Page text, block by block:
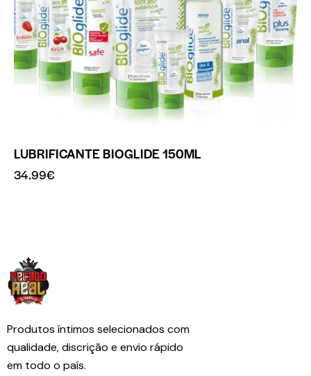
LUBRIFICANTE BIOGLIDE 150ML
34.99€
Produtos íntimos selecionados com
qualidade, discrição e envio rápido
em todo o país.